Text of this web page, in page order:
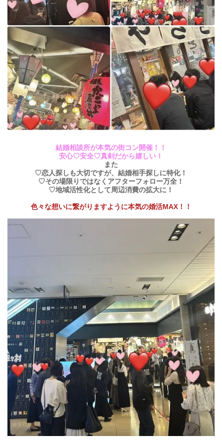
結婚相談所が本気の街コン開催！！
安心♡安全♡真剣だから嬉しい！
また
♡恋人探しも大切ですが、結婚相手探しに特化！
♡その場限りではなくアフターフォロー万全！
♡地域活性化として周辺消費の拡大に！
色々な想いに繋がりますように本気の婚活MAX！！